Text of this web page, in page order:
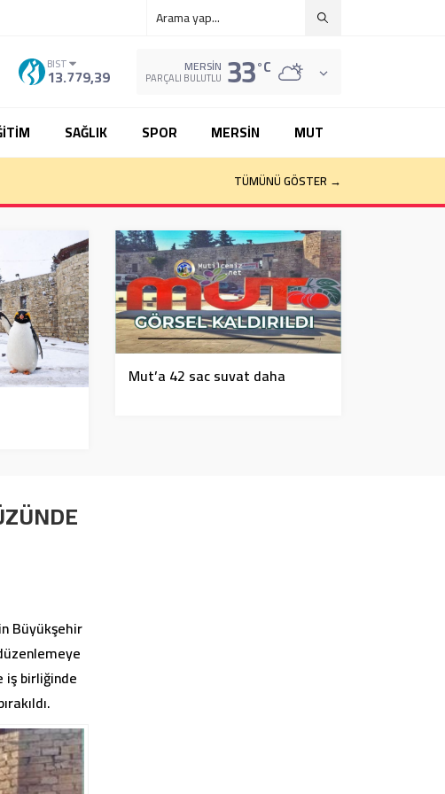
BIST
13.779,39 MERSIN
PARÇALI BULUTLU 33°C
SAĞLIK SPOR MERSİN
MUT
TÜMÜNÜ GÖSTER →
Mut’a 42 sac suvat daha
Büyükşehir
iş birliğinde